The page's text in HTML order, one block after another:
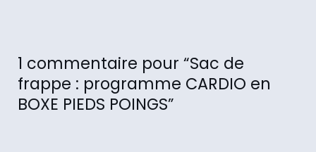
1 commentaire pour “Sac de
frappe : programme CARDIO en
BOXE PIEDS POINGS”